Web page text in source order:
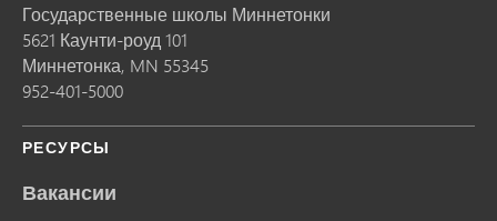
Государственные школы Миннетонки
5621 Каунти-роуд 101
Миннетонка, MN 55345
952-401-5000
РЕСУРСЫ
Вакансии